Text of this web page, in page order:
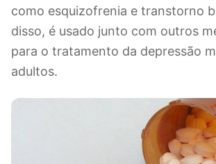
como esquizofrenia e transtorno
disso, é usado junto com outros
para o tratamento da depressão
adultos.